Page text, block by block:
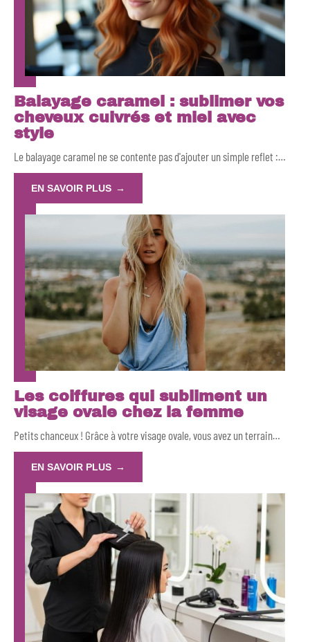
Balayage caramel : sublimer vos
cheveux cuivrés et miel avec
style
Le balayage caramel ne se contente pas d'ajouter un simple reflet :…
EN SAVOIR PLUS
Les coiffures qui subliment un
visage ovale chez la femme
Petits chanceux ! Grâce à votre visage ovale, vous avez un terrain…
EN SAVOIR PLUS